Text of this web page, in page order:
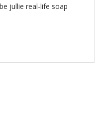
jullie real-life soap